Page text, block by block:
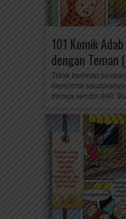
101 Komik
dengan Teman
Tidak beriman
mencintai
dirinya sendiri.(HR.